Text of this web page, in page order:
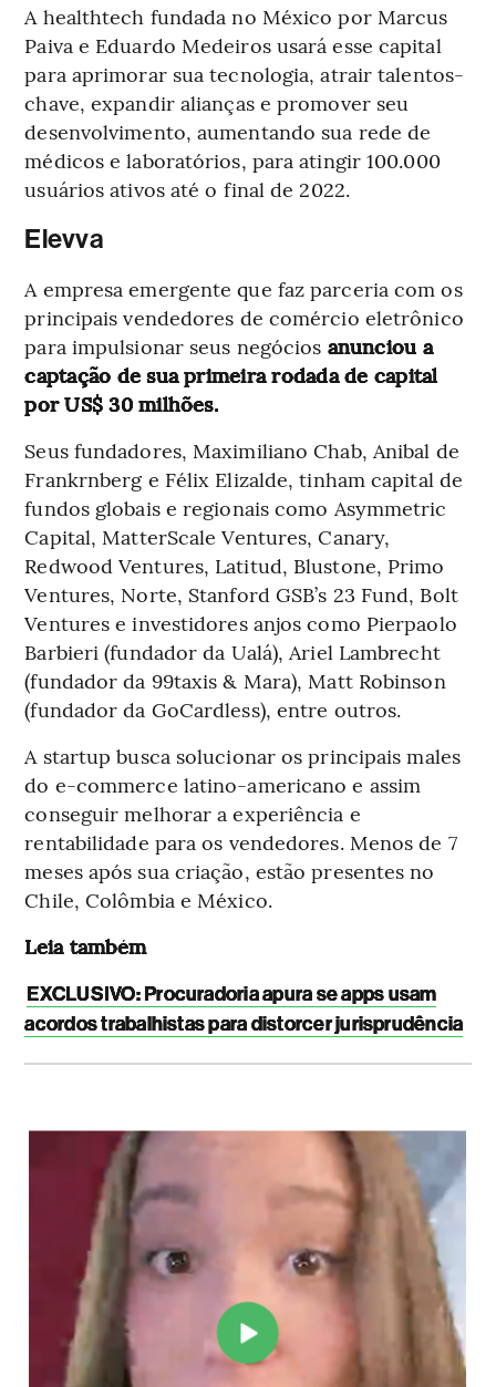
A healthtech fundada no México por Marcus
Paiva e Eduardo Medeiros usará esse capital
para aprimorar sua tecnologia, atrair talentos-
chave, expandir alianças e promover seu
desenvolvimento, aumentando sua rede de
médicos e laboratórios, para atingir 100.000
usuários ativos até o final de 2022.
Elevva
A empresa emergente que faz parceria com os
principais vendedores de comércio eletrônico
para impulsionar seus negócios anunciou a
captação de sua primeira rodada de capital
por US$ 30 milhões.
Seus fundadores, Maximiliano Chab, Anibal de
Frankrnberg e Félix Elizalde, tinham capital de
fundos globais e regionais como Asymmetric
Capital, MatterScale Ventures, Canary,
Redwood Ventures, Latitud, Blustone, Primo
Ventures, Norte, Stanford GSB’s 23 Fund, Bolt
Ventures e investidores anjos como Pierpaolo
Barbieri (fundador da Ualá), Ariel Lambrecht
(fundador da 99taxis & Mara), Matt Robinson
(fundador da GoCardless), entre outros.
A startup busca solucionar os principais males
do e-commerce latino-americano e assim
conseguir melhorar a experiência e
rentabilidade para os vendedores. Menos de 7
meses após sua criação, estão presentes no
Chile, Colômbia e México.
Leia também
EXCLUSIVO: Procuradoria apura se apps usam
acordos trabalhistas para distorcer jurisprudência